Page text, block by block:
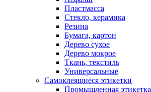
Пластмасса
Стекло, керамика
Резина
Бумага, картон
Дерево сухое
Дерево мокрое
Ткань, текстиль
Универсальные
Самоклеящиеся этикетки
Промышленная этикетка